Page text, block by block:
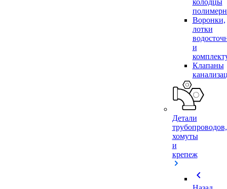
колодцы
Воронки,
лотки
и
Клапаны
Детали
трубопроводов,
хомуты
и
крепеж
chevron_left